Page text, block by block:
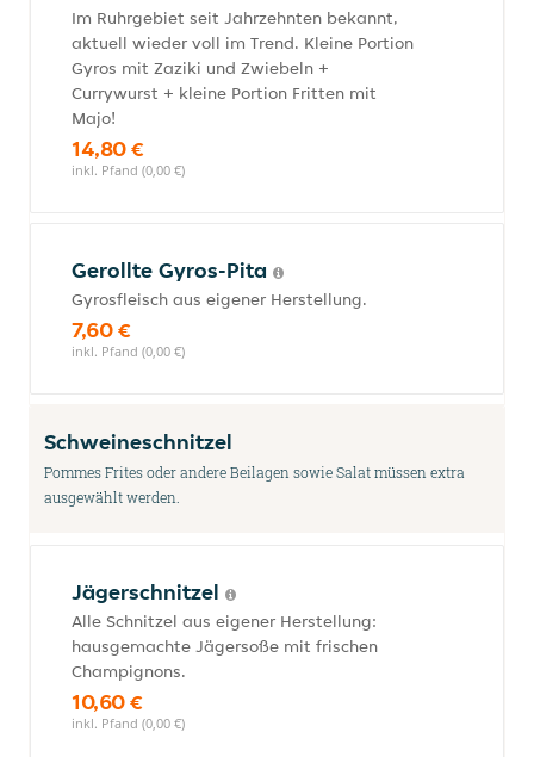
Im Ruhrgebiet seit Jahrzehnten bekannt,
aktuell wieder voll im Trend. Kleine Portion
Gyros mit Zaziki und Zwiebeln +
Currywurst + kleine Portion Fritten mit
Majo!
14,80 €
inkl. Pfand (0,00 €)
Gerollte Gyros-Pita
Gyrosfleisch aus eigener Herstellung.
7,60 €
inkl. Pfand (0,00 €)
Schweineschnitzel
Pommes Frites oder andere Beilagen sowie Salat müssen extra
ausgewählt werden.
Jägerschnitzel
Alle Schnitzel aus eigener Herstellung:
hausgemachte Jägersoße mit frischen
Champignons.
10,60 €
inkl. Pfand (0,00 €)